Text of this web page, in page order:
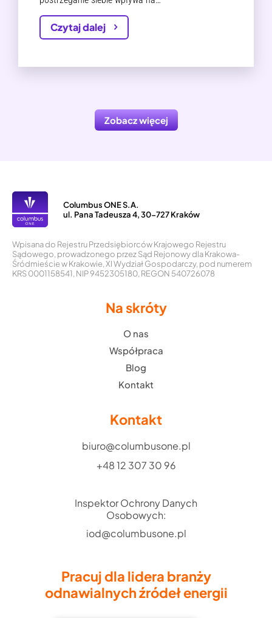
Czytaj dalej
Zobacz więcej
Columbus ONE S.A.
ul. Pana Tadeusza 4, 30-727 Kraków
Wpisana do Rejestru Przedsiębiorców Krajowego Rejestru
Sądowego, prowadzonego przez Sąd Rejonowy dla Krakowa-
Śródmieście w Krakowie, XI Wydział Gospodarczy, pod numerem
KRS 0001158541, NIP 9452305180, REGON 540726078
Na skróty
O nas
Współpraca
Blog
Kontakt
Kontakt
biuro@columbusone.pl
+48 12 307 30 96
Inspektor Ochrony Danych
Osobowych:
iod@columbusone.pl
Pracuj dla lidera branży
odnawialnych źródeł energii